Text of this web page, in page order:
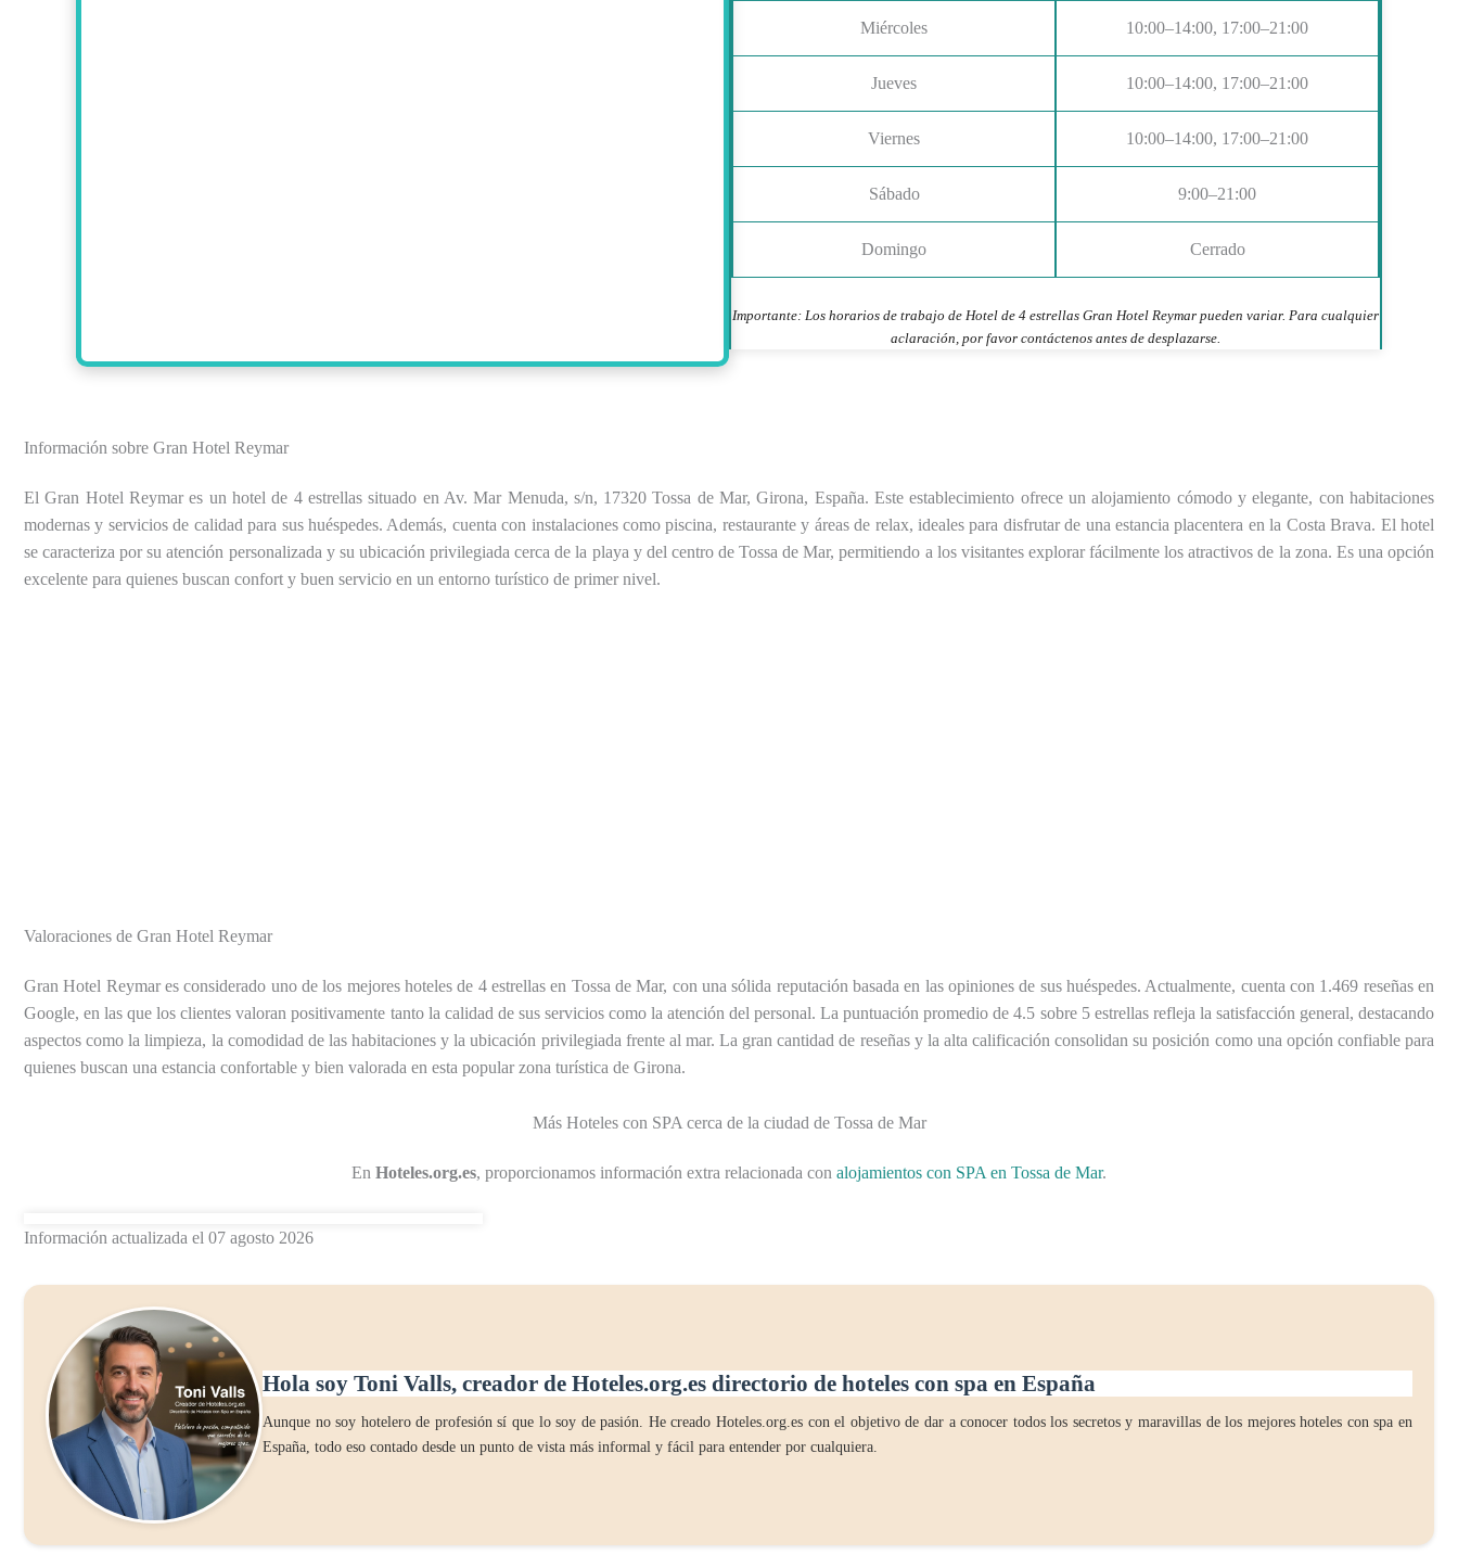
Miércoles 10:00–14:00, 17:00–21:00
Jueves 10:00–14:00, 17:00–21:00
Viernes 10:00–14:00, 17:00–21:00
Sábado 9:00–21:00
Domingo Cerrado
Importante: Los horarios de trabajo de Hotel de 4 estrellas Gran Hotel Reymar pueden variar. Para cualquier
aclaración, por favor contáctenos antes de desplazarse.
Información sobre Gran Hotel Reymar
El Gran Hotel Reymar es un hotel de 4 estrellas situado en Av. Mar Menuda, s/n, 17320 Tossa de Mar, Girona, España. Este establecimiento ofrece un alojamiento cómodo y elegante, con habitaciones
modernas y servicios de calidad para sus huéspedes. Además, cuenta con instalaciones como piscina, restaurante y áreas de relax, ideales para disfrutar de una estancia placentera en la Costa Brava. El hotel
se caracteriza por su atención personalizada y su ubicación privilegiada cerca de la playa y del centro de Tossa de Mar, permitiendo a los visitantes explorar fácilmente los atractivos de la zona. Es una opción
excelente para quienes buscan confort y buen servicio en un entorno turístico de primer nivel.
Valoraciones de Gran Hotel Reymar
Gran Hotel Reymar es considerado uno de los mejores hoteles de 4 estrellas en Tossa de Mar, con una sólida reputación basada en las opiniones de sus huéspedes. Actualmente, cuenta con 1.469 reseñas en
Google, en las que los clientes valoran positivamente tanto la calidad de sus servicios como la atención del personal. La puntuación promedio de 4.5 sobre 5 estrellas refleja la satisfacción general, destacando
aspectos como la limpieza, la comodidad de las habitaciones y la ubicación privilegiada frente al mar. La gran cantidad de reseñas y la alta calificación consolidan su posición como una opción confiable para
quienes buscan una estancia confortable y bien valorada en esta popular zona turística de Girona.
Más Hoteles con SPA cerca de la ciudad de Tossa de Mar
En Hoteles.org.es, proporcionamos información extra relacionada con alojamientos con SPA en Tossa de Mar.
Información actualizada el 07 agosto 2026
Hola soy Toni Valls, creador de Hoteles.org.es directorio de hoteles con spa en España
Aunque no soy hotelero de profesión sí que lo soy de pasión. He creado Hoteles.org.es con el objetivo de dar a conocer todos los secretos y maravillas de los mejores hoteles con spa en
España, todo eso contado desde un punto de vista más informal y fácil para entender por cualquiera.